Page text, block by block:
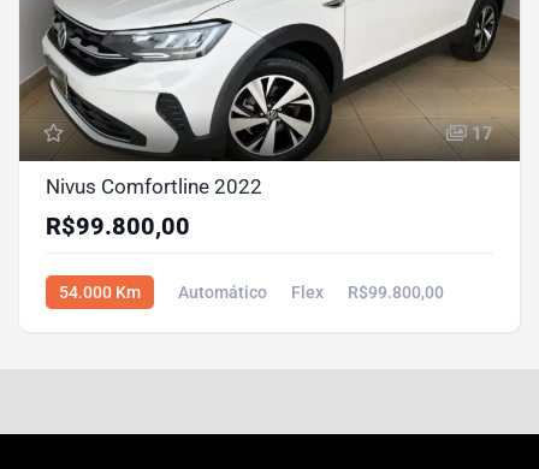
17
Nivus Comfortline 2022
R$99.800,00
54.000 Km Automático Flex R$99.800,00